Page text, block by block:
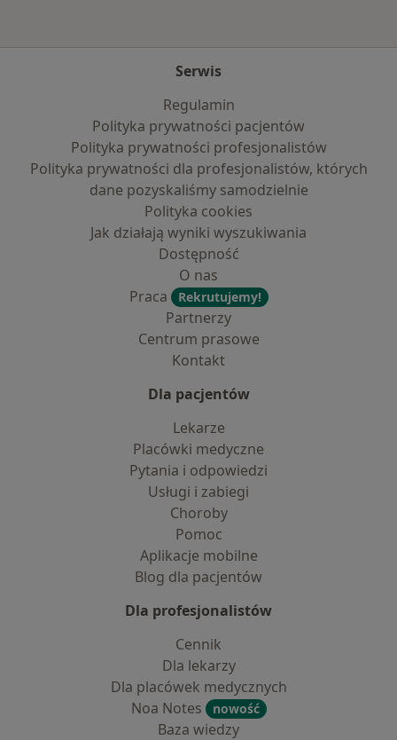
Serwis
Regulamin
Polityka prywatności pacjentów
Polityka prywatności profesjonalistów
Polityka prywatności dla profesjonalistów, których
dane pozyskaliśmy samodzielnie
Polityka cookies
Jak działają wyniki wyszukiwania
Dostępność
O nas
Praca
Rekrutujemy!
Partnerzy
Centrum prasowe
Kontakt
Dla pacjentów
Lekarze
Placówki medyczne
Pytania i odpowiedzi
Usługi i zabiegi
Choroby
Pomoc
Aplikacje mobilne
Blog dla pacjentów
Dla profesjonalistów
Cennik
Dla lekarzy
Dla placówek medycznych
Noa Notes
nowość
Baza wiedzy